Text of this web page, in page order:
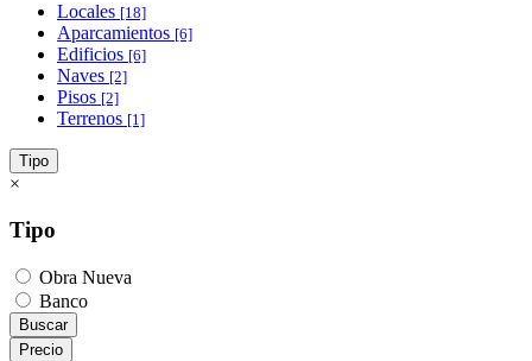
Locales [18]
Aparcamientos [6]
Edificios [6]
Naves [2]
Pisos [2]
Terrenos [1]
Tipo
×
Tipo
Obra Nueva
Banco
Buscar
Precio